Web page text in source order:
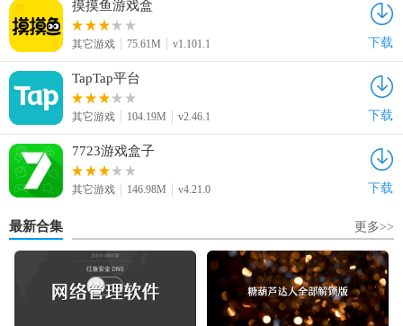
摸摸鱼游戏盒
其它游戏 75.61M v1.101.1 下载
TapTap平台
其它游戏 104.19M v2.46.1 下载
7723游戏盒子
其它游戏 146.98M v4.21.0 下载
最新合集 更多>>